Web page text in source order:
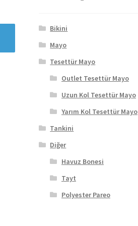
Bikini
Mayo
Tesettür Mayo
Outlet Tesettür Mayo
Uzun Kol Tesettür Mayo
Yarım Kol Tesettür Mayo
Tankini
Diğer
Havuz Bonesi
Tayt
Polyester Pareo